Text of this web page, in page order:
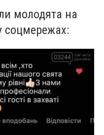
молодята на
соцмережах: